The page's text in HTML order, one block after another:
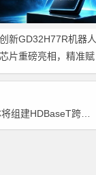
新GD32H77R机器人
片重磅亮相，精准赋
驱动与关节控制
HDBaseT跨行业联盟